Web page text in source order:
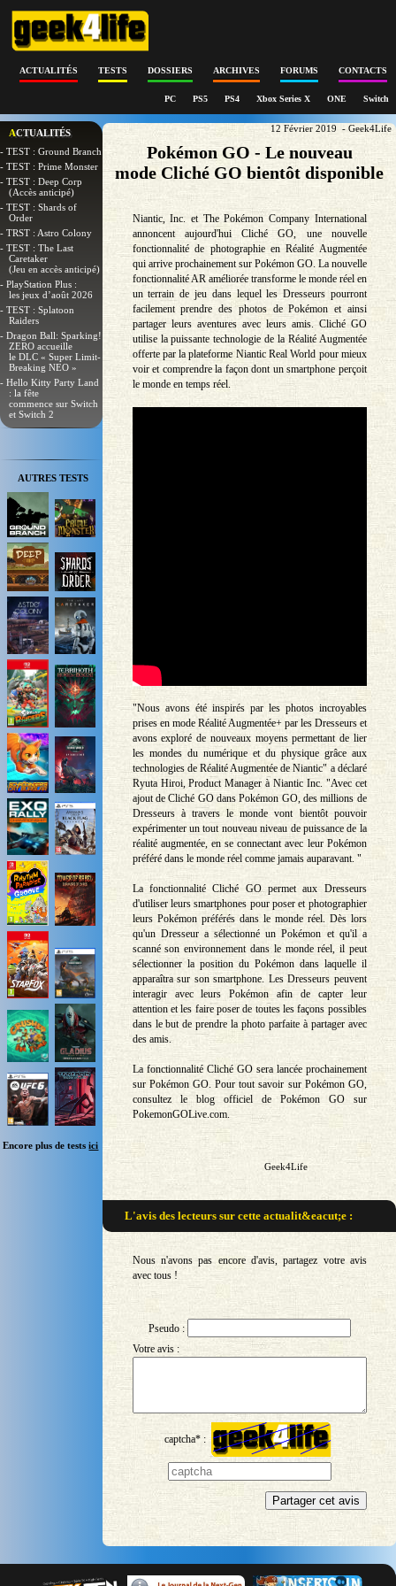
ACTUALITÉS TESTS DOSSIERS ARCHIVES FORUMS CONTACTS
PC PS5 PS4 Xbox Series X ONE Switch
ACTUALITÉS
- TEST : Ground Branch
- TEST : Prime Monster
- TEST : Deep Corp
(Accès anticipé)
- TEST : Shards of
Order
- TRST : Astro Colony
- TEST : The Last
Caretaker
(Jeu en accès anticipé)
- PlayStation Plus :
les jeux d’août 2026
- TEST : Splatoon
Raiders
- Dragon Ball: Sparking!
ZERO accueille
le DLC « Super Limit-
Breaking NEO »
- Hello Kitty Party Land
: la fête
commence sur Switch
et Switch 2
AUTRES TESTS
Encore plus de testsici
12 Février 2019 - Geek4Life
Pokémon GO - Le nouveau
mode Cliché GO bientôt disponible
Niantic, Inc. et The Pokémon Company International
annoncent aujourd'hui Cliché GO, une nouvelle
fonctionnalité de photographie en Réalité Augmentée
qui arrive prochainement sur Pokémon GO. La nouvelle
fonctionnalité AR améliorée transforme le monde réel en
un terrain de jeu dans lequel les Dresseurs pourront
facilement prendre des photos de Pokémon et ainsi
partager leurs aventures avec leurs amis. Cliché GO
utilise la puissante technologie de la Réalité Augmentée
offerte par la plateforme Niantic Real World pour mieux
voir et comprendre la façon dont un smartphone perçoit
le monde en temps réel.
"Nous avons été inspirés par les photos incroyables
prises en mode Réalité Augmentée+ par les Dresseurs et
avons exploré de nouveaux moyens permettant de lier
les mondes du numérique et du physique grâce aux
technologies de Réalité Augmentée de Niantic" a déclaré
Ryuta Hiroi, Product Manager à Niantic Inc. "Avec cet
ajout de Cliché GO dans Pokémon GO, des millions de
Dresseurs à travers le monde vont bientôt pouvoir
expérimenter un tout nouveau niveau de puissance de la
réalité augmentée, en se connectant avec leur Pokémon
préféré dans le monde réel comme jamais auparavant. "
La fonctionnalité Cliché GO permet aux Dresseurs
d'utiliser leurs smartphones pour poser et photographier
leurs Pokémon préférés dans le monde réel. Dès lors
qu'un Dresseur a sélectionné un Pokémon et qu'il a
scanné son environnement dans le monde réel, il peut
sélectionner la position du Pokémon dans laquelle il
apparaîtra sur son smartphone. Les Dresseurs peuvent
interagir avec leurs Pokémon afin de capter leur
attention et les faire poser de toutes les façons possibles
dans le but de prendre la photo parfaite à partager avec
des amis.
La fonctionnalité Cliché GO sera lancée prochainement
sur Pokémon GO. Pour tout savoir sur Pokémon GO,
consultez le blog officiel de Pokémon GO sur
PokemonGOLive.com.
Geek4Life
L'avis des lecteurs surcette actualit&eacut;e :
Nous n'avons pas encore d'avis, partagez votre avis
avec tous !
Pseudo :
Votre avis :
captcha* :